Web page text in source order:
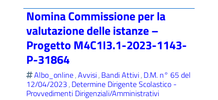
Nomina Commissione per la
valutazione delle istanze –
Progetto M4C1I3.1-2023-1143-
P-31864
Albo_online,Avvisi, Bandi Attivi, D.M. n° 65 del
12/04/2023, Determine Dirigente Scolastico -
Provvedimenti Dirigenziali/Amministrativi